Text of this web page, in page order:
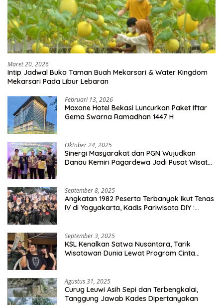
Maret 20, 2026
Intip Jadwal Buka Taman Buah Mekarsari & Water Kingdom
Mekarsari Pada Libur Lebaran
Februari 13, 2026
Maxone Hotel Bekasi Luncurkan Paket Iftar
Gema Swarna Ramadhan 1447 H
Oktober 24, 2025
Sinergi Masyarakat dan PGN Wujudkan
Danau Kemiri Pagardewa Jadi Pusat Wisata
September 8, 2025
Angkatan 1982 Peserta Terbanyak Ikut Tenas
IV di Yogyakarta, Kadis Pariwisata DIY :
September 3, 2025
KSL Kenalkan Satwa Nusantara, Tarik
Wisatawan Dunia Lewat Program Cinta
Agustus 31, 2025
Curug Leuwi Asih Sepi dan Terbengkalai,
Tanggung Jawab Kades Dipertanyakan